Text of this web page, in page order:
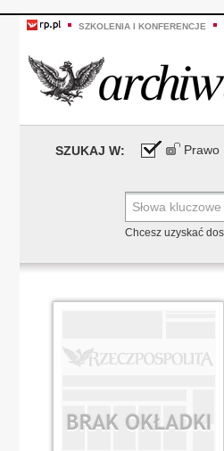
SZKOLENIA I KONFERENCJE
SZUKAJ W: Prawo
Chcesz uzyskać